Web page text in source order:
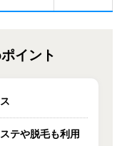
イント
テや脱毛も利用